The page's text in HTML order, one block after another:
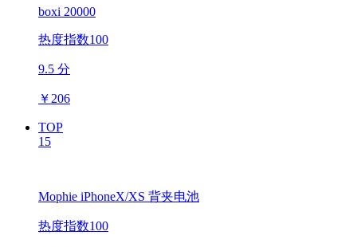
boxi 20000
热度指数100
9.5 分
￥ 206
TOP
15
Mophie iPhoneX/XS 背夹电池
热度指数100